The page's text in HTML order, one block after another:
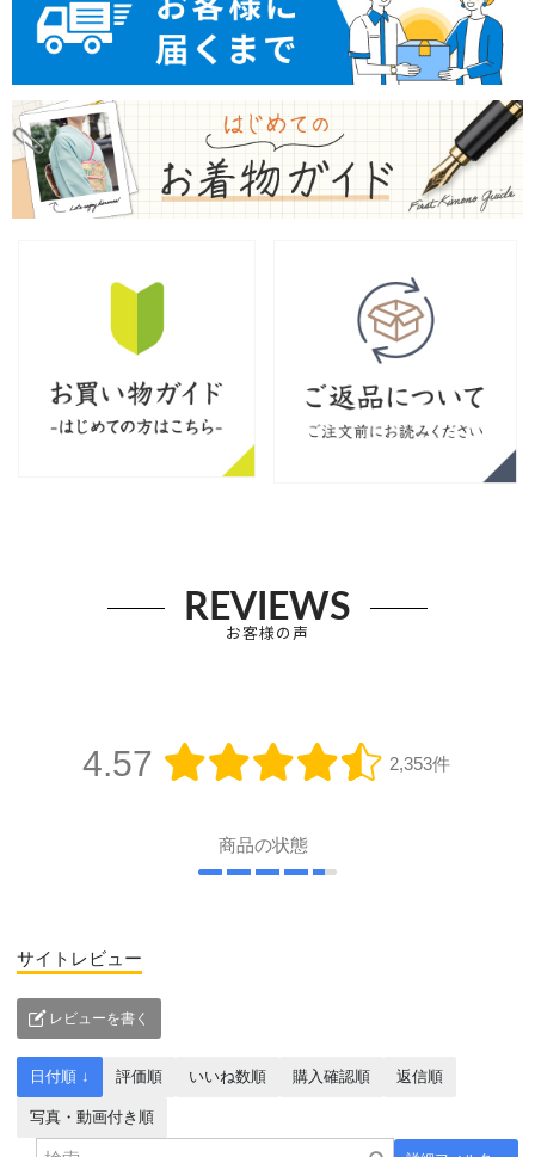
REVIEWS
お客様の声
4.57 2,353件
商品の状態
サイトレビュー
レビューを書く
日付順 ↓ 評価順 いいね数順 購入確認順 返信順
写真・動画付き順